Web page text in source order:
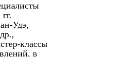
Удэ,
классы
в